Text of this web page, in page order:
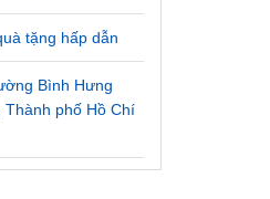
tặng hấp dẫn
Bình Hưng
Thành phố Hồ Chí